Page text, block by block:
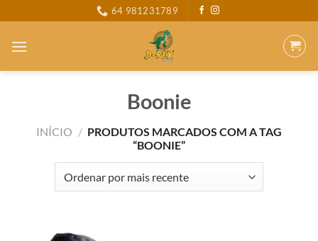
to
content
64 981231789
Boonie
INÍCIO / PRODUTOS MARCADOS COM A TAG
“BOONIE”